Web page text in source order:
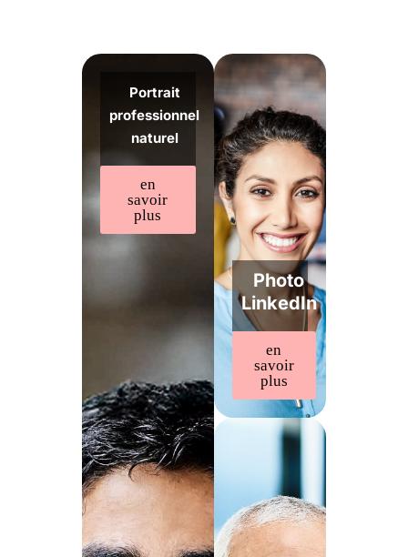
Portrait
professionnel
naturel
en
savoir
plus
Photo
LinkedIn
en
savoir
plus